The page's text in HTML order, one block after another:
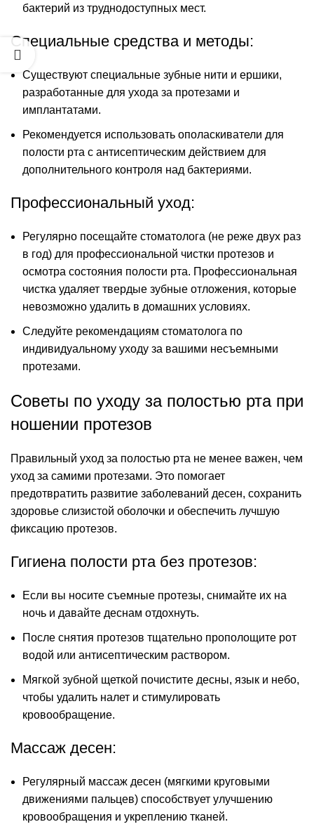
бактерий из труднодоступных мест.
Специальные средства и методы:
Существуют специальные зубные нити и ершики,
разработанные для ухода за протезами и
имплантатами.
Рекомендуется использовать ополаскиватели для
полости рта с антисептическим действием для
дополнительного контроля над бактериями.
Профессиональный уход:
Регулярно посещайте стоматолога (не реже двух раз
в год) для профессиональной чистки протезов и
осмотра состояния полости рта. Профессиональная
чистка удаляет твердые зубные отложения, которые
невозможно удалить в домашних условиях.
Следуйте рекомендациям стоматолога по
индивидуальному уходу за вашими несъемными
протезами.
Советы по уходу за полостью рта при
ношении протезов
Правильный уход за полостью рта не менее важен, чем
уход за самими протезами. Это помогает
предотвратить развитие заболеваний десен, сохранить
здоровье слизистой оболочки и обеспечить лучшую
фиксацию протезов.
Гигиена полости рта без протезов:
Если вы носите съемные протезы, снимайте их на
ночь и давайте деснам отдохнуть.
После снятия протезов тщательно прополощите рот
водой или антисептическим раствором.
Мягкой зубной щеткой почистите десны, язык и небо,
чтобы удалить налет и стимулировать
кровообращение.
Массаж десен:
Регулярный массаж десен (мягкими круговыми
движениями пальцев) способствует улучшению
кровообращения и укреплению тканей.